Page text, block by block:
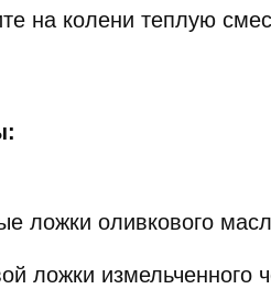
на колени теплую
ложки оливкового
ложки измельченного